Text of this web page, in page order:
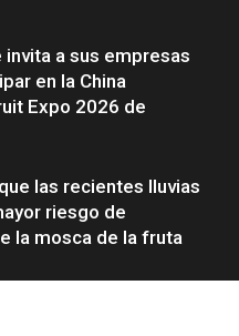
invita a sus empresas
en la China
Expo 2026 de
las recientes lluvias
riesgo de
la mosca de la fruta